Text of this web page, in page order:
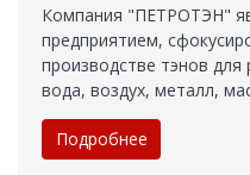
Компания "ПЕТРОТЭН"
предприятием,
производстве тэнов для
вода, воздух, металл,
Подробнее